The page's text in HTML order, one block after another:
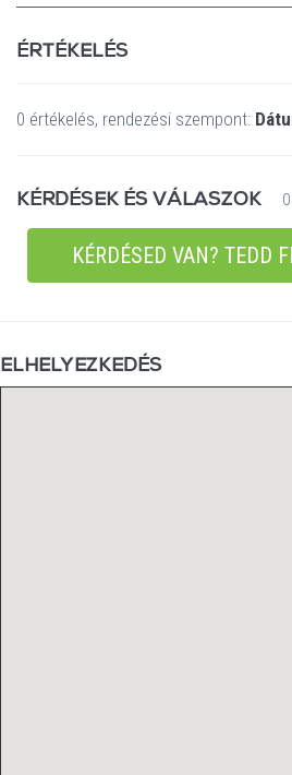
ÉRTÉKELÉS
0 értékelés, rendezési szempont:
KÉRDÉSEK ÉS VÁLASZOK
KÉRDÉSED VAN? TEDD
ELHELYEZKEDÉS